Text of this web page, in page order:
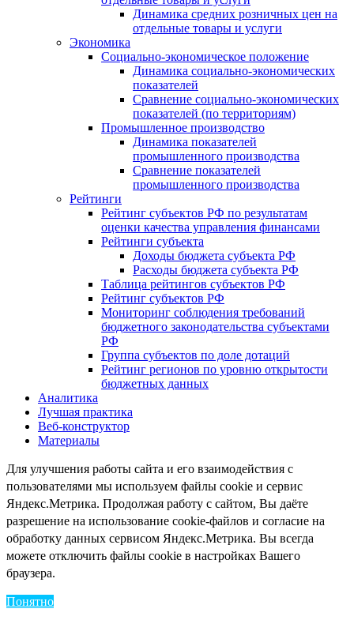
Динамика средних розничных цен на
отдельные товары и услуги
Экономика
Социально-экономическое положение
Динамика социально-экономических
показателей
Сравнение социально-экономических
показателей (по территориям)
Промышленное производство
Динамика показателей
промышленного производства
Сравнение показателей
промышленного производства
Рейтинги
Рейтинг субъектов РФ по результатам
оценки качества управления финансами
Рейтинги субъекта
Доходы бюджета субъекта РФ
Расходы бюджета субъекта РФ
Таблица рейтингов субъектов РФ
Рейтинг субъектов РФ
Мониторинг соблюдения требований
бюджетного законодательства субъектами
РФ
Группа субъектов по доле дотаций
Рейтинг регионов по уровню открытости
бюджетных данных
Аналитика
Лучшая практика
Веб-конструктор
Материалы
Для улучшения работы сайта и его взаимодействия с
пользователями мы используем файлы cookie и сервис
Яндекс.Метрика. Продолжая работу с сайтом, Вы даёте
разрешение на использование cookie-файлов и согласие на
обработку данных сервисом Яндекс.Метрика. Вы всегда
можете отключить файлы cookie в настройках Вашего
браузера.
Понятно